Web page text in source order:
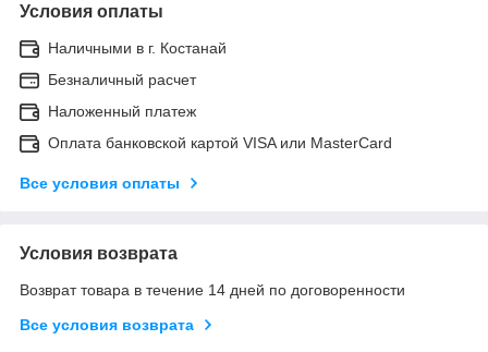
Условия оплаты
Наличными в г. Костанай
Безналичный расчет
Наложенный платеж
Оплата банковской картой VISA или MasterCard
Все условия оплаты
Условия возврата
Возврат товара в течение 14 дней по договоренности
Все условия возврата